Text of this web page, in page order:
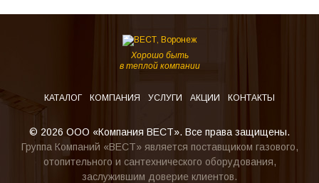
Хорошо быть
в теплой компании
КАТАЛОГ КОМПАНИЯ УСЛУГИ АКЦИИ КОНТАКТЫ
© 2026 ООО «Компания ВЕСТ». Все права защищены.
Группа Компаний «ВЕСТ» является поставщиком газового,
отопительного и сантехнического оборудования,
заслужившим доверие клиентов.